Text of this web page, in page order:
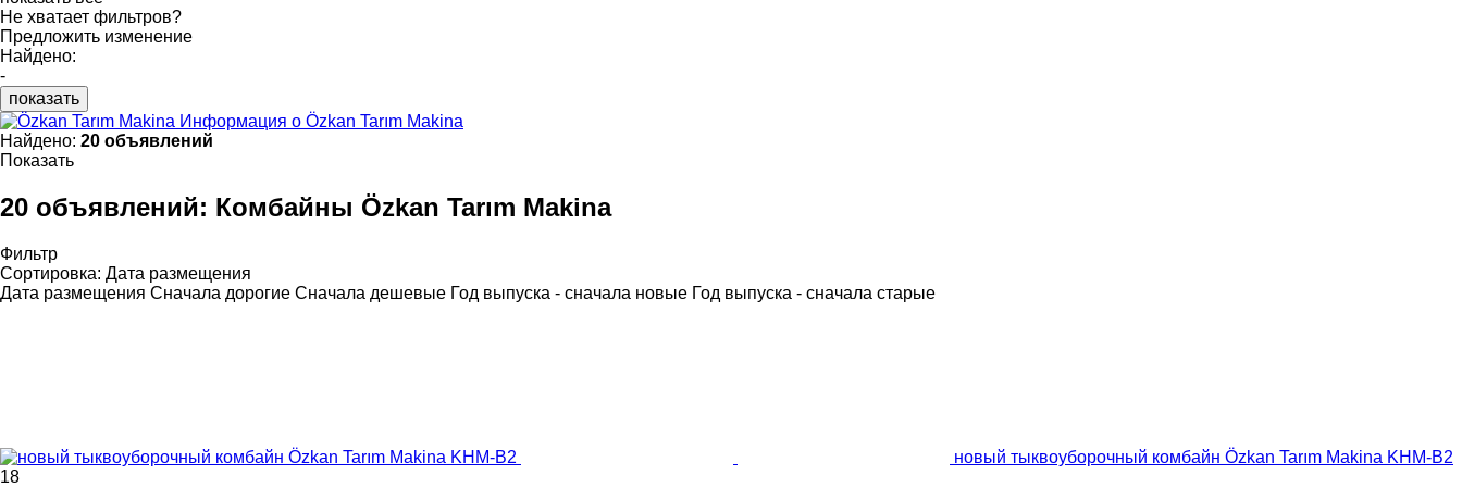
Не хватает фильтров?
Предложить изменение
Найдено:
-
показать
Информация о Özkan Tarım Makina
Найдено: 20 объявлений
Показать
20 объявлений: Комбайны Özkan Tarım Makina
Фильтр
Сортировка: Дата размещения
Дата размещения Сначала дорогие Сначала дешевые Год выпуска - сначала новые Год выпуска - сначала старые
новый тыквоуборочный комбайн Özkan Tarım Makina KHM-B2
18